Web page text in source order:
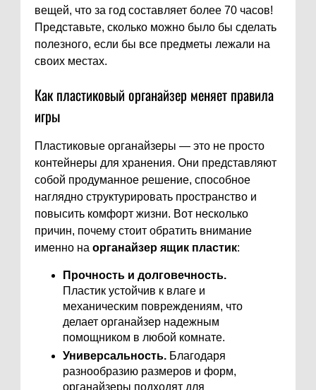
вещей, что за год составляет более 70 часов!
Представьте, сколько можно было бы сделать
полезного, если бы все предметы лежали на
своих местах.
Как пластиковый органайзер меняет правила
игры
Пластиковые органайзеры — это не просто
контейнеры для хранения. Они представляют
собой продуманное решение, способное
наглядно структурировать пространство и
повысить комфорт жизни. Вот несколько
причин, почему стоит обратить внимание
именно на органайзер ящик пластик:
Прочность и долговечность.
Пластик устойчив к влаге и
механическим повреждениям, что
делает органайзер надежным
помощником в любой комнате.
Универсальность. Благодаря
разнообразию размеров и форм,
органайзеры подходят для